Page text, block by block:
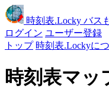
時刻表.Locky バス
ログイン ユーザー登録
トップ 時刻表.Lockyに
時刻表マッ